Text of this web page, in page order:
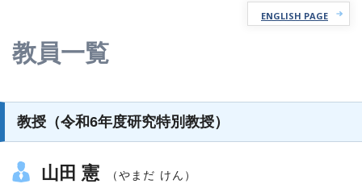
教員一覧
ENGLISH PAGE
教授（令和6年度研究特別教授）
山田 憲 （やまだ けん）